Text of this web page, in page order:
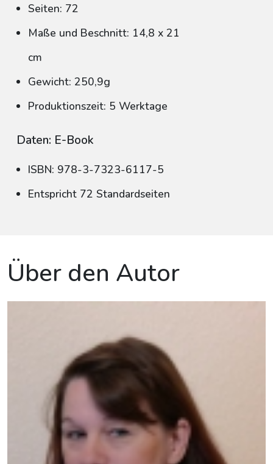
Seiten: 72
Maße und Beschnitt: 14,8 x 21
cm
Gewicht: 250,9g
Produktionszeit: 5 Werktage
Daten: E-Book
ISBN: 978-3-7323-6117-5
Entspricht 72 Standardseiten
Über den Autor